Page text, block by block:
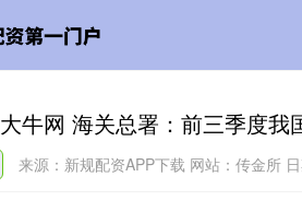
大牛网 海关总署：前三季度
来源：新规配资APP下载 网站：传金所